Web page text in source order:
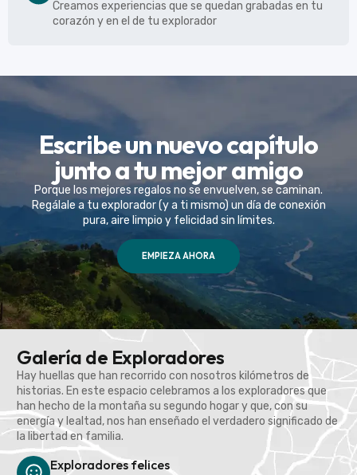
Creamos experiencias que se quedan grabadas en tu
corazón y en el de tu explorador
Escribe un nuevo capítulo
junto a tu mejor amigo
Porque los mejores regalos no se envuelven, se caminan.
Regálale a tu explorador (y a ti mismo) un día de conexión
pura, aire limpio y felicidad sin límites.
EMPIEZA AHORA
Galería de Exploradores
Hay huellas que han recorrido con nosotros kilómetros de
historias. En este espacio celebramos a los exploradores que
han hecho de la montaña su segundo hogar y que, con su
energía y lealtad, nos han enseñado el verdadero significado de
la libertad en familia.
Exploradores felices